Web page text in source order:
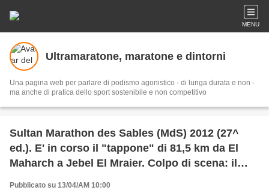
MENU
Ultramaratone, maratone e dintorni
Una pagina web per parlare di podismo agonistico - di lunga durata e non -
ma anche di pratica dello sport sostenibile e non competitivo
Sultan Marathon des Sables (MdS) 2012 (27^
ed.). E' in corso il "tappone" di 81,5 km da El
Maharch a Jebel El Mraier. Colpo di scena: il
Pubblicato su 13/04/AM 10:00